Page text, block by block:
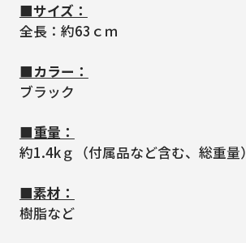
■サイズ：
全長：約63ｃｍ
■カラー：
ブラック
■重量：
約1.4kｇ（付属品など含む、総重量）
■素材：
樹脂など